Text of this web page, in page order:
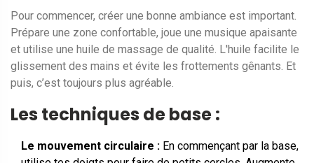
Pour commencer, créer une bonne ambiance est important.
Prépare une zone confortable, joue une musique apaisante
et utilise une huile de massage de qualité. L'huile facilite le
glissement des mains et évite les frottements gênants. Et
puis, c’est toujours plus agréable.
Les techniques de base :
Le mouvement circulaire : En commençant par la base,